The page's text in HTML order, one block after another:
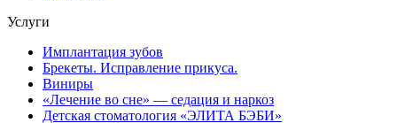
Услуги
Имплантация зубов
Брекеты. Исправление прикуса.
Виниры
«Лечение во сне» — седация и наркоз
Детская стоматология «ЭЛИТА БЭБИ»